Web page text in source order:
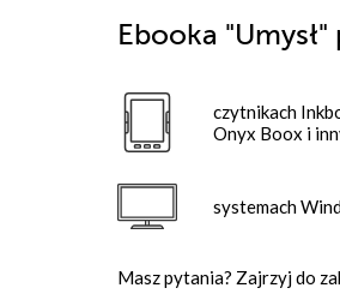
Ebooka "Umysł"
czytnikach
Onyx Boox i
systemach
Masz pytania? Zajrzyj do